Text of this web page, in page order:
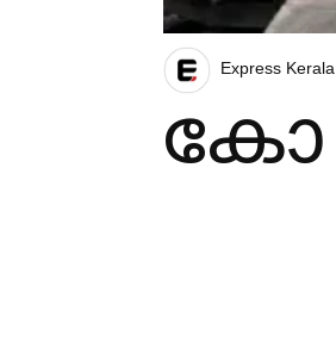
Express Kerala
കോ